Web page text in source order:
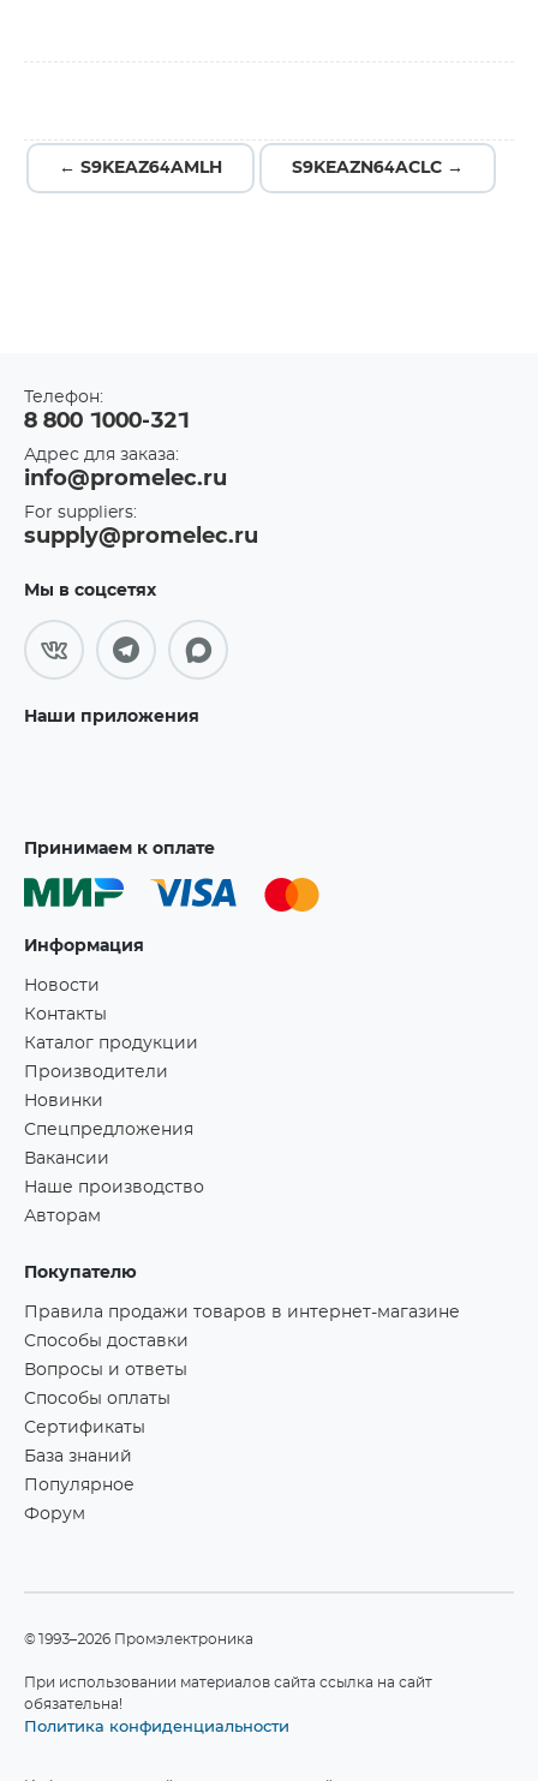
← S9KEAZ64AMLH S9KEAZN64ACLC →
Телефон:
8 800 1000-321
Адрес для заказа:
info@promelec.ru
For suppliers:
supply@promelec.ru
Мы в соцсетях
Наши приложения
Принимаем к оплате
Информация
Новости
Контакты
Каталог продукции
Производители
Новинки
Спецпредложения
Вакансии
Наше производство
Авторам
Покупателю
Правила продажи товаров в интернет-магазине
Способы доставки
Вопросы и ответы
Способы оплаты
Сертификаты
База знаний
Популярное
Форум
©1993–2026 Промэлектроника
При использовании материалов сайта ссылка на сайт
обязательна!
Политика конфиденциальности